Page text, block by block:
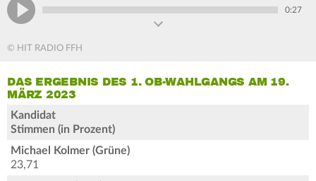
0:27
© HIT RADIO FFH
DAS ERGEBNIS DES 1. OB-WAHLGANGS AM 19.
MÄRZ 2023
Kandidat
Stimmen (in Prozent)
Michael Kolmer (Grüne)
23,71